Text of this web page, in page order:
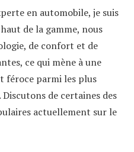
en automobile, je suis
de la gamme, nous
de confort et de
ce qui mène à une
féroce parmi les plus
de certaines des
actuellement sur le